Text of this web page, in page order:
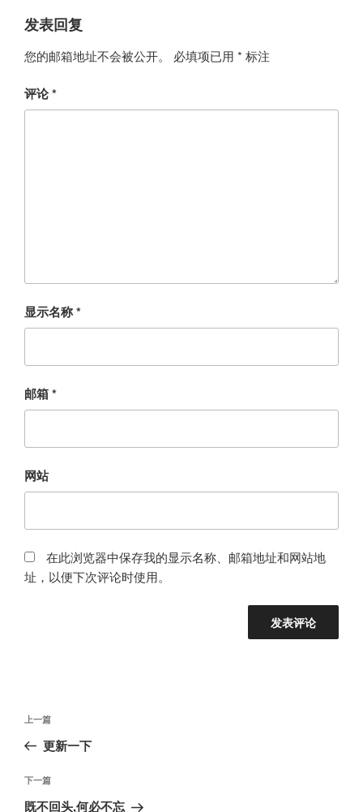
发表回复
您的邮箱地址不会被公开。 必填项已用 * 标注
评论*
显示名称*
邮箱*
网站
在此浏览器中保存我的显示名称、邮箱地址和网站地
址，以便下次评论时使用。
文
导
航
上
一
文
章
上一篇
更新一下
下
一
下一篇
既不回头,何必不忘